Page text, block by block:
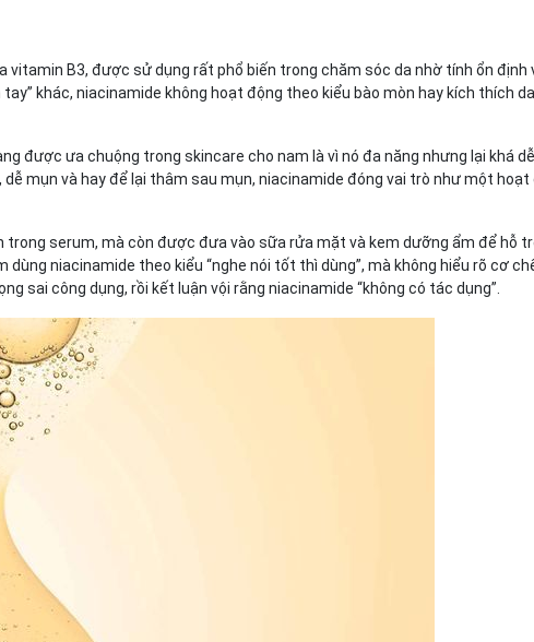
vitamin B3, được sử dụng rất phổ biến trong chăm sóc da nhờ tính ổn định
khác, niacinamide không hoạt động theo kiểu bào mòn hay kích thích
được ưa chuộng trong skincare cho nam là vì nó đa năng nhưng lại khá
mụn và hay để lại thâm sau mụn, niacinamide đóng vai trò như một hoạt
trong serum, mà còn được đưa vào sữa rửa mặt và kem dưỡng ẩm để hỗ
dùng niacinamide theo kiểu “nghe nói tốt thì dùng”, mà không hiểu rõ cơ
sai công dụng, rồi kết luận vội rằng niacinamide “không có tác dụng”.